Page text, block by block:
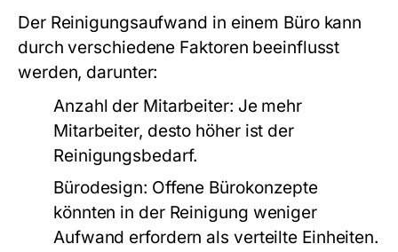
Der Reinigungsaufwand in einem Büro kann
durch verschiedene Faktoren beeinflusst
werden, darunter:
Anzahl der Mitarbeiter: Je mehr
Mitarbeiter, desto höher ist der
Reinigungsbedarf.
Bürodesign: Offene Bürokonzepte
könnten in der Reinigung weniger
Aufwand erfordern als verteilte Einheiten.